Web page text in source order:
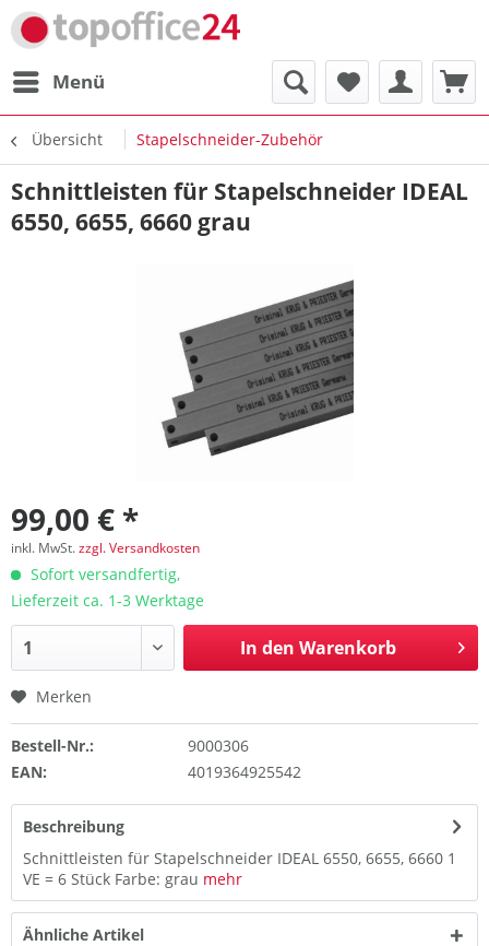
Menü
Übersicht Stapelschneider-Zubehör
Schnittleisten für Stapelschneider IDEAL
6550, 6655, 6660 grau
99,00 € *
inkl. MwSt.zzgl. Versandkosten
Sofort versandfertig,
Lieferzeit ca. 1-3 Werktage
In den Warenkorb
Merken
Bestell-Nr.:
9000306
EAN:
4019364925542
Beschreibung
Schnittleisten für Stapelschneider IDEAL 6550, 6655, 6660 1
VE = 6 Stück Farbe: grau mehr
Ähnliche Artikel